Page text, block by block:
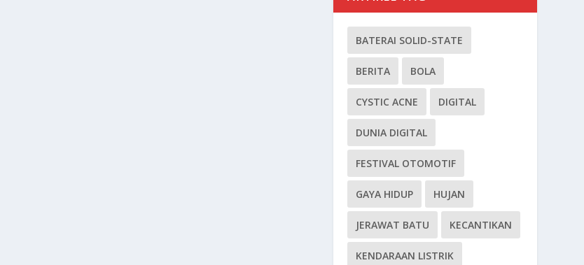
BATERAI SOLID-STATE
BERITA BOLA
CYSTIC ACNE DIGITAL
DUNIA DIGITAL
FESTIVAL OTOMOTIF
GAYA HIDUP HUJAN
JERAWAT BATU KECANTIKAN
KENDARAAN LISTRIK